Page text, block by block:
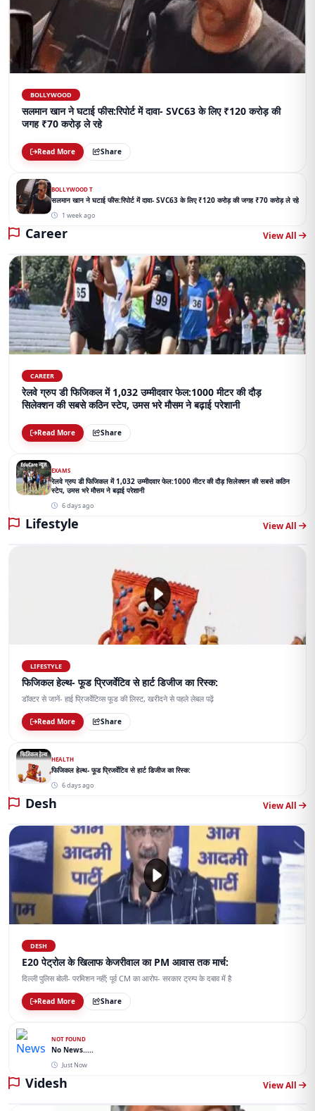
BOLLYWOOD
सलमान खान ने घटाई फीस:रिपोर्ट में दावा- SVC63 के लिए ₹120 करोड़ की
जगह ₹70 करोड़ ले रहे
Read More Share
BOLLYWOOD T
सलमान खान ने घटाई फीस:रिपोर्ट में दावा- SVC63 के लिए ₹120 करोड़ की जगह ₹70 करोड़ ले रहे
1 week ago
Career View All
CAREER
रेलवे ग्रुप डी फिजिकल में 1,032 उम्मीदवार फेल:1000 मीटर की दौड़
सिलेक्शन की सबसे कठिन स्टेप, उमस भरे मौसम ने बढ़ाई परेशानी
Read More Share
EXAMS
रेलवे ग्रुप डी फिजिकल में 1,032 उम्मीदवार फेल:1000 मीटर की दौड़ सिलेक्शन की सबसे कठिन
स्टेप, उमस भरे मौसम ने बढ़ाई परेशानी
6 days ago
Lifestyle View All
LIFESTYLE
फिजिकल हेल्थ- फूड प्रिजर्वेटिव से हार्ट डिजीज का रिस्क:
डॉक्टर से जानें- हाई प्रिजर्वेटिव्स फूड की लिस्ट, खरीदने से पहले लेबल पढ़ें
Read More Share
HEALTH
फिजिकल हेल्थ- फूड प्रिजर्वेटिव से हार्ट डिजीज का रिस्क:
6 days ago
Desh View All
DESH
E20 पेट्रोल के खिलाफ केजरीवाल का PM आवास तक मार्च:
दिल्ली पुलिस बोली- परमिशन नहीं; पूर्व CM का आरोप- सरकार ट्रम्प के दबाव में है
Read More Share
NOT FOUND
No News.....
Just Now
Videsh View All